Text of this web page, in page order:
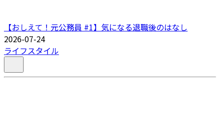
【おしえて！元公務員 #1】気になる退職後のはなし
2026-07-24
ライフスタイル